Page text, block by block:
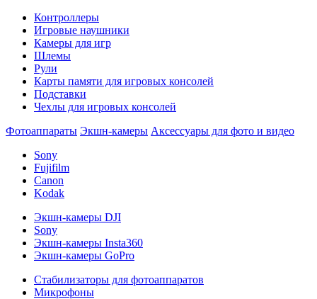
Контроллеры
Игровые наушники
Камеры для игр
Шлемы
Рули
Карты памяти для игровых консолей
Подставки
Чехлы для игровых консолей
Фотоаппараты Экшн-камеры Аксессуары для фото и видео
Sony
Fujifilm
Canon
Kodak
Экшн-камеры DJI
Sony
Экшн-камеры Insta360
Экшн-камеры GoPro
Стабилизаторы для фотоаппаратов
Микрофоны